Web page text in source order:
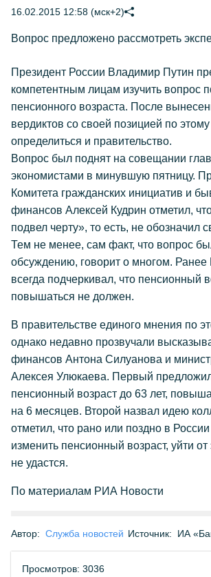
16.02.2015 12:58 (мск+2)
Вопрос предложено рассмотреть
Президент России Владимир Путин
компетентным лицам изучить вопрос
пенсионного возраста. После
вердиктов со своей позицией по
определиться и правительство.
Вопрос был поднят на совещании
экономистами в минувшую пятницу.
Комитета гражданских инициатив и
финансов Алексей Кудрин отметил,
подвел черту», то есть, не обозначил
Тем не менее, сам факт, что вопрос
обсуждению, говорит о многом.
всегда подчеркивал, что пенсионный
повышаться не должен.
В правительстве единого мнения по
однако недавно прозвучали
финансов Антона Силуанова и
Алексея Улюкаева. Первый
пенсионный возраст до 63 лет,
на 6 месяцев. Второй назвал идею
отметил, что рано или поздно в
изменить пенсионный возраст, уйти
не удастся.
По материалам РИА Новости
Автор: Служба новостей Источник: ИА
Просмотров: 3036